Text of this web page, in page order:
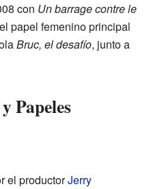
con Un barrage contre le
papel femenino principal
Bruc, el desafío, junto a
Papeles
el productorJerry